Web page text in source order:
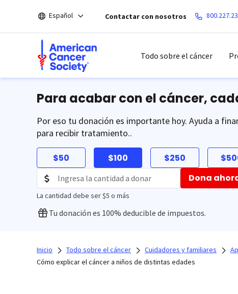
el
Español Contactar con nosotros
Todo sobre el cáncer
Para acabar con el cáncer,
Por eso tu donación es importante hoy. Ayuda a
para recibir tratamiento..
$50 $100 $250
La cantidad debe ser $5 o más
Dona
Tu donación es 100% deducible de impuestos.
Inicio Todo sobre el cáncer Cuidadores y familiares
Cómo explicar el cáncer a niños de distintas edades